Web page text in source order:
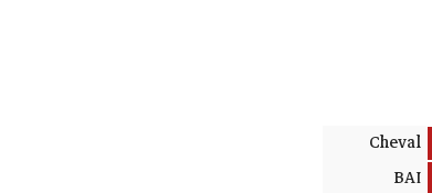
Cheval
BAI